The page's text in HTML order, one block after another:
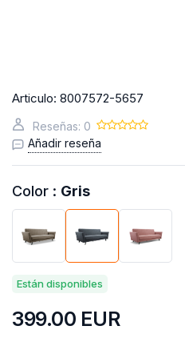
Articulo: 8007572-5657
Reseñas: 0
Añadir reseña
Color : Gris
Están disponibles
399.00 EUR